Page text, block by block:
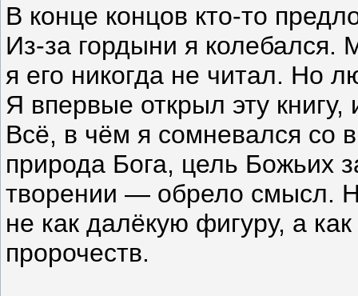
В конце концов кто-то
Из-за гордыни я колебался.
я его никогда не читал. Но
Я впервые открыл эту
Всё, в чём я сомневался
природа Бога, цель Божьих
творении — обрело смысл.
не как далёкую фигуру, а
пророчеств.